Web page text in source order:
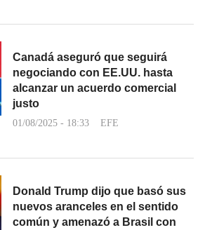
Canadá aseguró que seguirá
negociando con EE.UU. hasta
alcanzar un acuerdo comercial
justo
01/08/2025 - 18:33 EFE
Donald Trump dijo que basó sus
nuevos aranceles en el sentido
común y amenazó a Brasil con